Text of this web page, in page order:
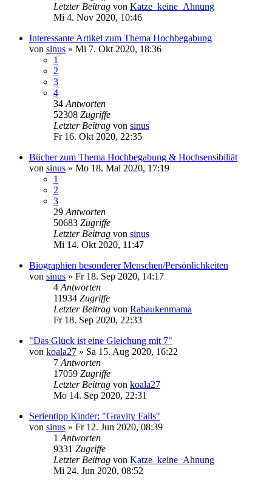
Letzter Beitrag von Katze_keine_Ahnung
Mi 4. Nov 2020, 10:46
Interessante Artikel zum Thema Hochbegabung
von sinus » Mi 7. Okt 2020, 18:36
1
2
3
4
34 Antworten
52308 Zugriffe
Letzter Beitrag von sinus
Fr 16. Okt 2020, 22:35
Bücher zum Thema Hochbegabung & Hochsensibiliät
von sinus » Mo 18. Mai 2020, 17:19
1
2
3
29 Antworten
50683 Zugriffe
Letzter Beitrag von sinus
Mi 14. Okt 2020, 11:47
Biographien besonderer Menschen/Persönlichkeiten
von sinus » Fr 18. Sep 2020, 14:17
4 Antworten
11934 Zugriffe
Letzter Beitrag von Rabaukenmama
Fr 18. Sep 2020, 22:33
"Das Glück ist eine Gleichung mit 7"
von koala27 » Sa 15. Aug 2020, 16:22
7 Antworten
17059 Zugriffe
Letzter Beitrag von koala27
Mo 14. Sep 2020, 22:31
Serientipp Kinder: "Gravity Falls"
von sinus » Fr 12. Jun 2020, 08:39
1 Antworten
9331 Zugriffe
Letzter Beitrag von Katze_keine_Ahnung
Mi 24. Jun 2020, 08:52